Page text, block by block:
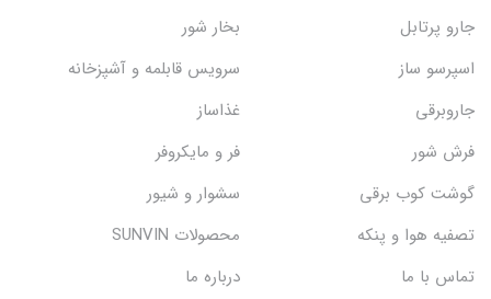
جارو پرتابل
بخار شور
اسپرسو ساز
سرویس قابلمه و آشپزخانه
جاروبرقی
غذاساز
فرش شور
فر و مایکروفر
گوشت کوب برقی
سشوار و شیور
تصفیه هوا و پنکه
محصولات SUNVIN
تماس با ما
درباره ما